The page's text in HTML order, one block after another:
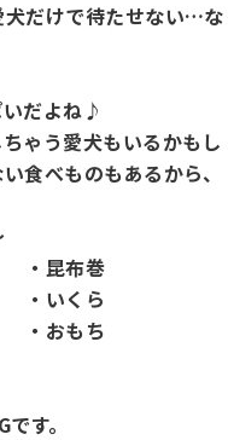
名前のつけ方
犬だけで待たせない…な
いだよね♪
ゃう愛犬もいるかもし
食べものもあるから、
昆布巻
いくら
おもち
す。